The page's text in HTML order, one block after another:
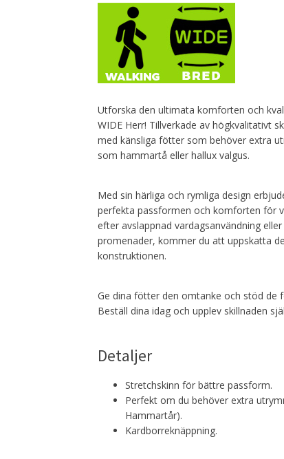
Utforska den ultimata komforten och
WIDE Herr! Tillverkade av högkvalitativt
med känsliga fötter som behöver extra
som hammartå eller hallux valgus.
Med sin härliga och rymliga design
perfekta passformen och komforten för
efter avslappnad vardagsanvändning
promenader, kommer du att uppskatta
konstruktionen.
Ge dina fötter den omtanke och stöd de
Beställ dina idag och upplev skillnaden
Detaljer
Stretchskinn för bättre passform.
Perfekt om du behöver extra
Hammartår).
Kardborreknäppning.